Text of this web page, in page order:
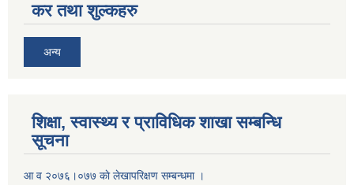
कर तथा शुल्कहरु
अन्य
शिक्षा, स्वास्थ्य र प्राविधिक शाखा सम्बन्धि
सूचना
आ व २०७६।०७७ काे लेखापरिक्षण सम्बन्धमा ।